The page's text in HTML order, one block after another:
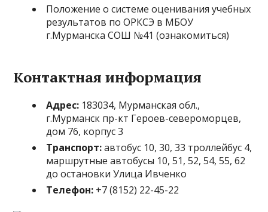
Положение о системе оценивания учебных
результатов по ОРКСЭ в МБОУ
г.Мурманска СОШ №41 (ознакомиться)
Контактная информация
Адрес: 183034, Мурманская обл.,
г.Мурманск пр-кт Героев-североморцев,
дом 76, корпус 3
Транспорт:автобус 10, 30, 33 троллейбус 4,
маршрутные автобусы 10, 51, 52, 54, 55, 62
до остановки Улица Ивченко
Телефон: +7 (8152) 22-45-22